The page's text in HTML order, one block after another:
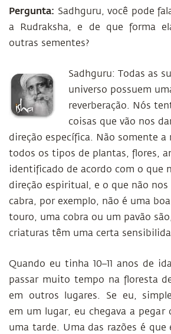
Pergunta: Sadhguru, você pode
a Rudraksha, e de que forma
outras sementes?
Sadhguru: Todas as
universo possuem
reverberação. Nós
coisas que vão nos
direção específica. Não somente
todos os tipos de plantas, flores,
identificado de acordo com o que
direção espiritual, e o que não nos
cabra, por exemplo, não é uma
touro, uma cobra ou um pavão
criaturas têm uma certa
Quando eu tinha 10–11 anos de
passar muito tempo na floresta
em outros lugares. Se eu,
em um lugar, eu chegava a pegar
uma tarde. Uma das razões é que